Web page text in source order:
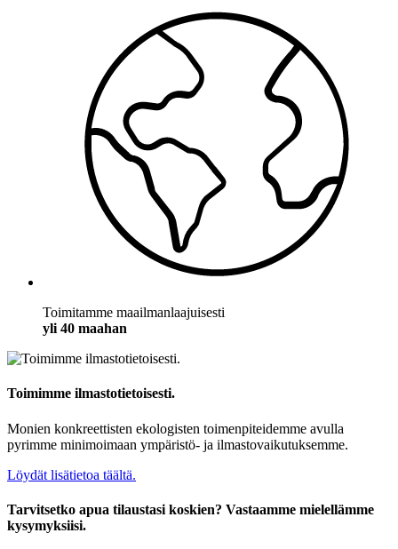
Toimitamme maailmanlaajuisesti
yli 40 maahan
Toimimme ilmastotietoisesti.
Monien konkreettisten ekologisten toimenpiteidemme avulla
pyrimme minimoimaan ympäristö- ja ilmastovaikutuksemme.
Löydät lisätietoa täältä.
Tarvitsetko apua tilaustasi koskien? Vastaamme mielellämme
kysymyksiisi.